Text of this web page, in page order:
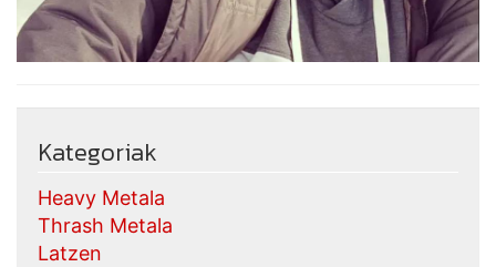
Kategoriak
Heavy Metala
Thrash Metala
Latzen